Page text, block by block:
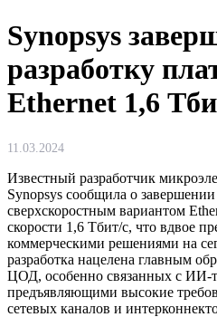
Synopsys
разработку
Ethernet 1,6
11.03.2024
Известный разработчик
Synopsys сообщила о
сверхскоростным вариантом
скорости 1,6 Тбит/с, что вдвое
коммерческими решениями на
разработка нацелена главным
ЦОД, особенно связанных с ИИ-
предъявляющими высокие
сетевых каналов и